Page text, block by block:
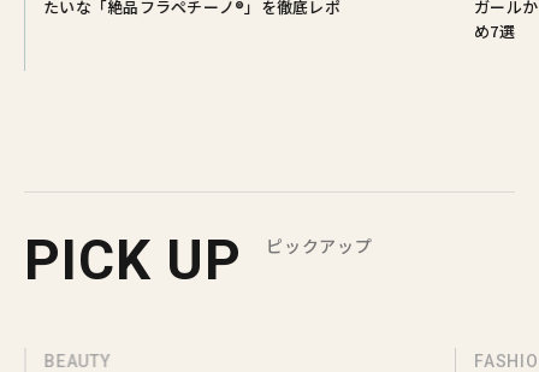
たいな「絶品フラペチーノ®」を徹底レポ
ガール
め7選
PICK UP ピックアップ
BEAUTY